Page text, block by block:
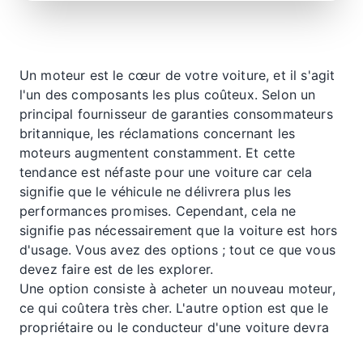
Un moteur est le cœur de votre voiture, et il s'agit
l'un des composants les plus coûteux. Selon un
principal fournisseur de garanties consommateurs
britannique, les réclamations concernant les
moteurs augmentent constamment. Et cette
tendance est néfaste pour une voiture car cela
signifie que le véhicule ne délivrera plus les
performances promises. Cependant, cela ne
signifie pas nécessairement que la voiture est hors
d'usage. Vous avez des options ; tout ce que vous
devez faire est de les explorer.
Une option consiste à acheter un nouveau moteur,
ce qui coûtera très cher. L'autre option est que le
propriétaire ou le conducteur d'une voiture devra